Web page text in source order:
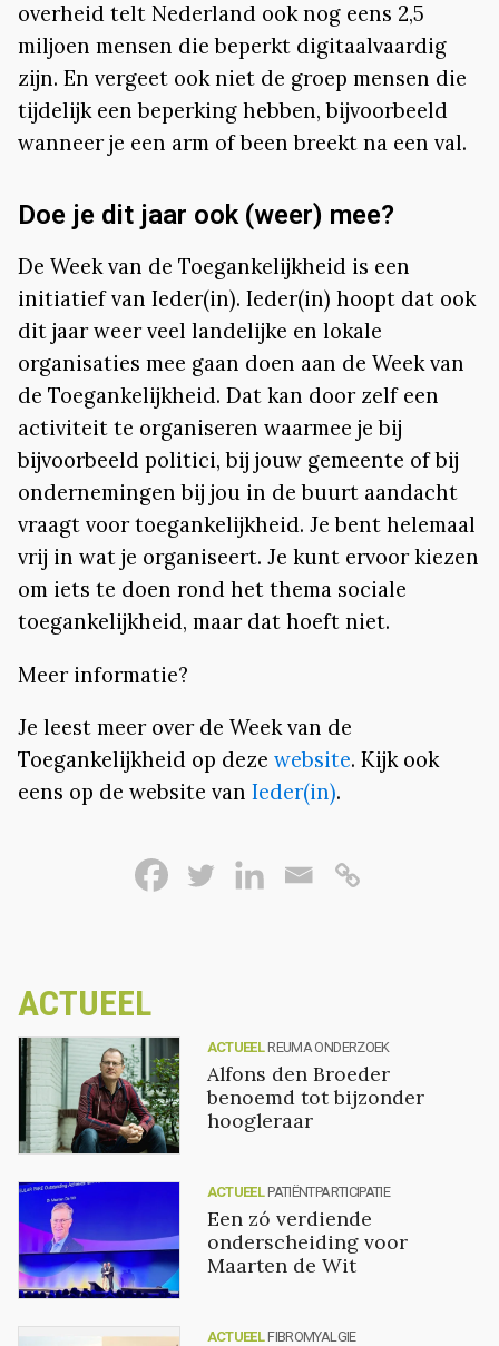
overheid telt Nederland ook nog eens 2,5
miljoen mensen die beperkt digitaalvaardig
zijn. En vergeet ook niet de groep mensen die
tijdelijk een beperking hebben, bijvoorbeeld
wanneer je een arm of been breekt na een val.
Doe je dit jaar ook (weer) mee?
De Week van de Toegankelijkheid is een
initiatief van Ieder(in). Ieder(in) hoopt dat ook
dit jaar weer veel landelijke en lokale
organisaties mee gaan doen aan de Week van
de Toegankelijkheid. Dat kan door zelf een
activiteit te organiseren waarmee je bij
bijvoorbeeld politici, bij jouw gemeente of bij
ondernemingen bij jou in de buurt aandacht
vraagt voor toegankelijkheid. Je bent helemaal
vrij in wat je organiseert. Je kunt ervoor kiezen
om iets te doen rond het thema sociale
toegankelijkheid, maar dat hoeft niet.
Meer informatie?
Je leest meer over de Week van de
Toegankelijkheid op deze website. Kijk ook
eens op de website van Ieder(in).
ACTUEEL
ACTUEEL REUMA ONDERZOEK
Alfons den Broeder
benoemd tot bijzonder
hoogleraar
ACTUEEL PATIËNTPARTICIPATIE
Een zó verdiende
onderscheiding voor
Maarten de Wit
ACTUEEL FIBROMYALGIE